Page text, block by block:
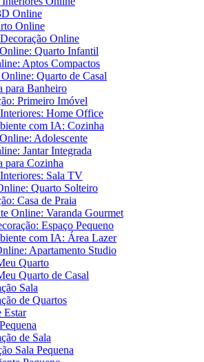
Online
Online
Online
Quarto Infantil
Aptos Compactos
Quarto de Casal
para Banheiro
Primeiro Imóvel
Home Office
com IA: Cozinha
Adolescente
Jantar Integrada
para Cozinha
Sala TV
Quarto Solteiro
Casa de Praia
Online: Varanda Gourmet
Espaço Pequeno
com IA: Área Lazer
Apartamento Studio
Quarto
Quarto de Casal
Sala
de Quartos
Estar
de Sala
Sala Pequena